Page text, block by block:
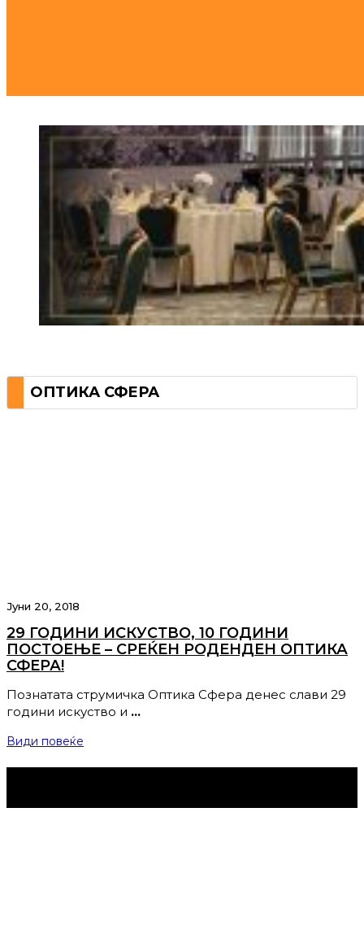
ОПТИКА СФЕРА
Јуни 20, 2018
29 ГОДИНИ ИСКУСТВО, 10 ГОДИНИ
ПОСТОЕЊЕ – СРЕЌЕН РОДЕНДЕН ОПТИКА
СФЕРА!
Познатата струмичка Оптика Сфера денес слави 29
години искуство и …
Види повеќе